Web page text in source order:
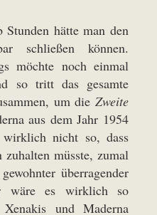
hätte man den
schließen können.
möchte noch einmal
so tritt das gesamte
um die Zweite
aus dem Jahr 1954
nicht so, dass
müsste, zumal
überragender
wäre es wirklich so
und Maderna